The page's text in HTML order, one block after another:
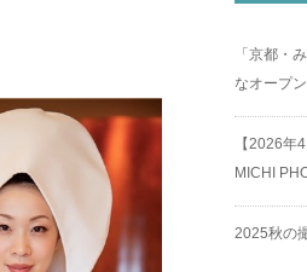
「京都・
なオープ
【2026年
MICHI
2025秋の